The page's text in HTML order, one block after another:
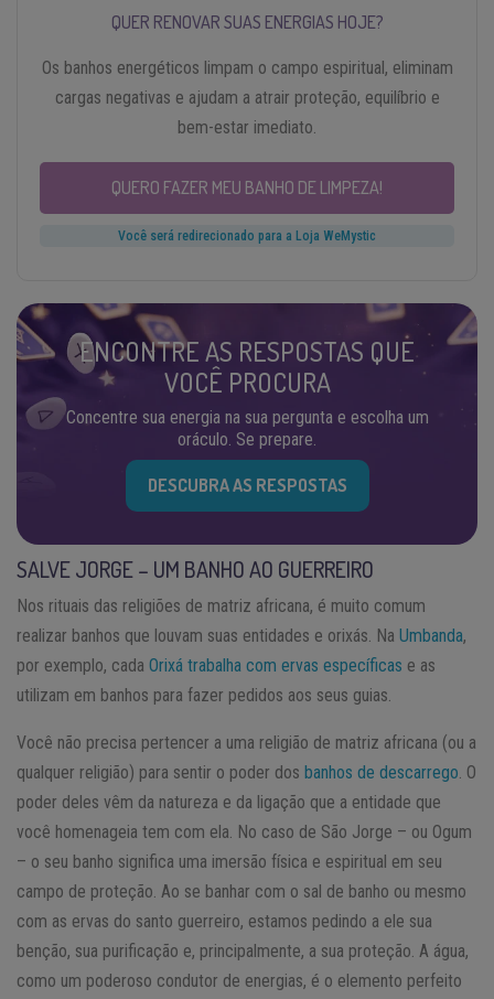
QUER RENOVAR SUAS ENERGIAS HOJE?
Os banhos energéticos limpam o campo espiritual, eliminam
cargas negativas e ajudam a atrair proteção, equilíbrio e
bem-estar imediato.
QUERO FAZER MEU BANHO DE LIMPEZA!
Você será redirecionado para a Loja WeMystic
ENCONTRE AS RESPOSTAS QUE
VOCÊ PROCURA
Concentre sua energia na sua pergunta e escolha um
oráculo. Se prepare.
DESCUBRA AS RESPOSTAS
SALVE JORGE – UM BANHO AO GUERREIRO
Nos rituais das religiões de matriz africana, é muito comum
realizar banhos que louvam suas entidades e orixás. Na Umbanda,
por exemplo, cada Orixá trabalha com ervas específicas e as
utilizam em banhos para fazer pedidos aos seus guias.
Você não precisa pertencer a uma religião de matriz africana (ou a
qualquer religião) para sentir o poder dos banhos de descarrego . O
poder deles vêm da natureza e da ligação que a entidade que
você homenageia tem com ela. No caso de São Jorge – ou Ogum
– o seu banho significa uma imersão física e espiritual em seu
campo de proteção. Ao se banhar com o sal de banho ou mesmo
com as ervas do santo guerreiro, estamos pedindo a ele sua
benção, sua purificação e, principalmente, a sua proteção. A água,
como um poderoso condutor de energias, é o elemento perfeito